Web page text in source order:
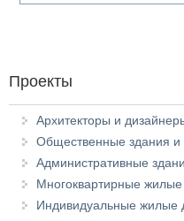
Проекты
Архитекторы и
Общественные здания и
Административные
Многоквартирные
Индивидуальные жилые